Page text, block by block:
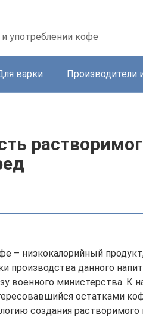
употреблении кофе
варки Производители
– низкокалорийный
производства данного
военного министерства. К
остатками
создания растворимого